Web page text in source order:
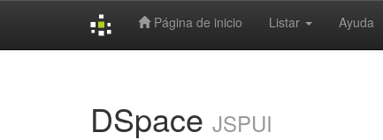
Página de inicio Listar Ayuda
DSpace JSPUI